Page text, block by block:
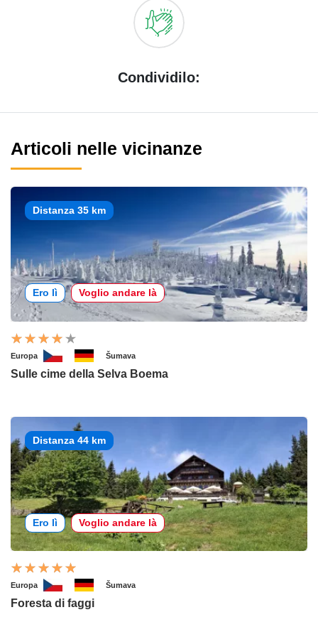
Condividilo:
Articoli nelle vicinanze
Distanza 35 km
Ero lì Voglio andare là
Europa Šumava
Sulle cime della Selva Boema
Distanza 44 km
Ero lì Voglio andare là
Europa Šumava
Foresta di faggi